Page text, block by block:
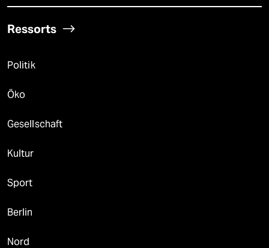
Ressorts
Politik
Öko
Gesellschaft
Kultur
Sport
Berlin
Nord